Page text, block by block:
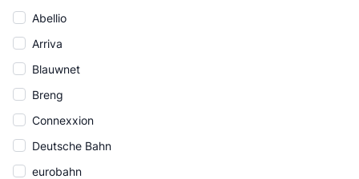
Abellio
Arriva
Blauwnet
Breng
Connexxion
Deutsche Bahn
eurobahn